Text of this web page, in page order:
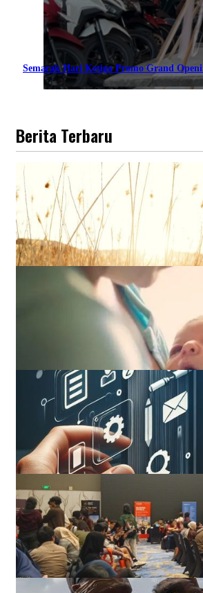
Semarak Hari Ketiga Promo Grand
Berita Terbaru